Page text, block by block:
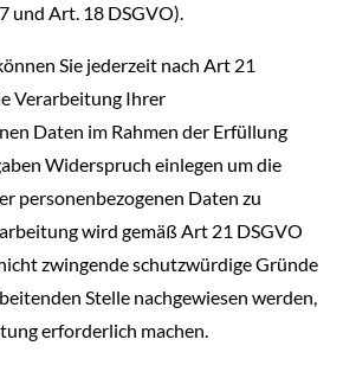
und Art. 18 DSGVO).
Sie jederzeit nach Art 21
Verarbeitung Ihrer
Daten im Rahmen der Erfüllung
Widerspruch einlegen um die
personenbezogenen Daten zu
wird gemäß Art 21 DSGVO
zwingende schutzwürdige Gründe
Stelle nachgewiesen werden,
erforderlich machen.